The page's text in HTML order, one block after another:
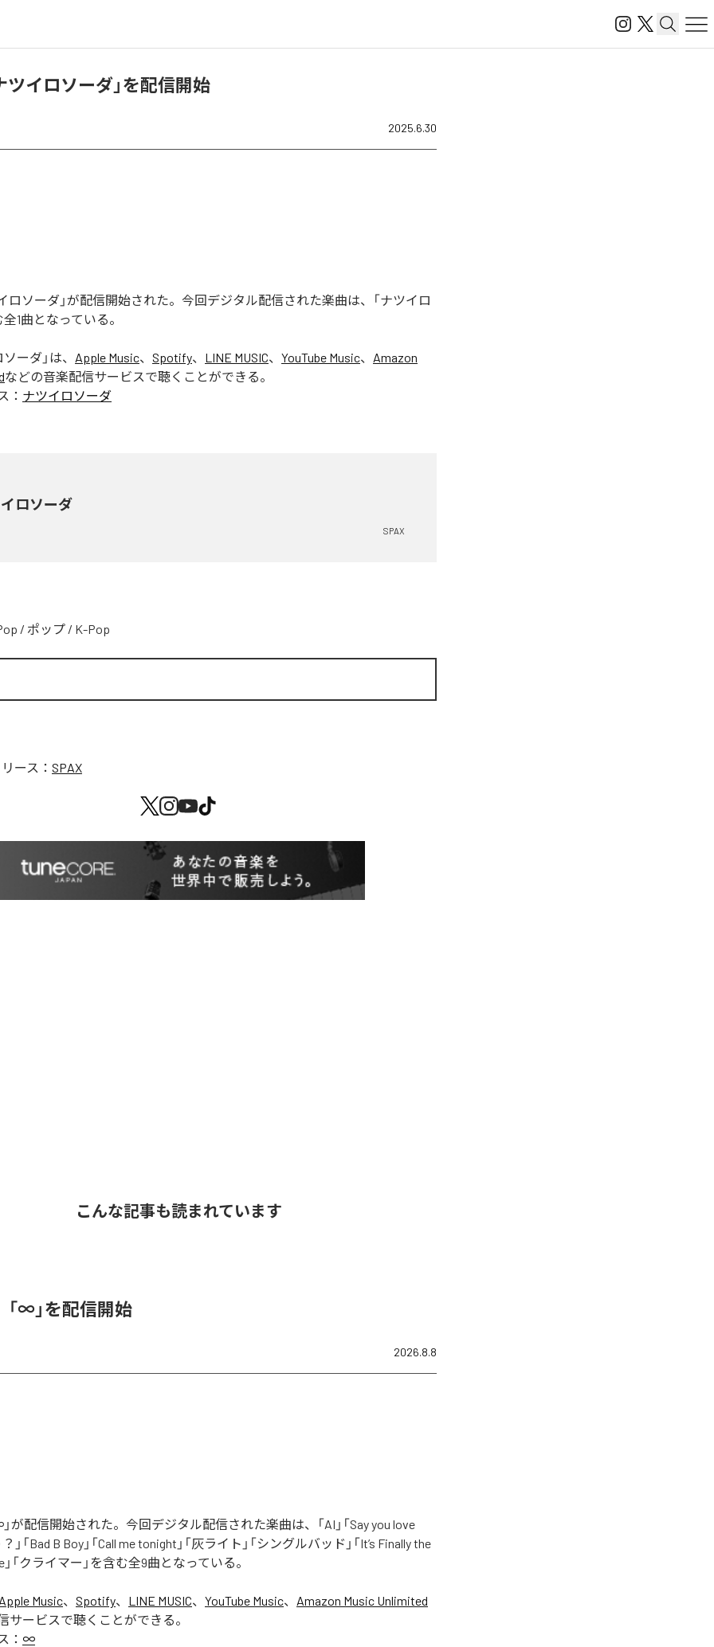
ツイロソーダ」を配信開始
2025.6.30
ロソーダ」が配信開始された。今回デジタル配信された楽曲は、「ナツイロ
1曲となっている。
ソーダ 」は、 Apple Music、 Spotify、 LINE MUSIC、 YouTube Music、 Amazon
などの音楽配信サービスで聴くことができる。
： ナツイロソーダ
ロソーダ
SPAX
/ ポップ / K-Pop
ース： SPAX
こんな記事も読まれています
∞」を配信開始
2026.8.8
が配信開始された。今回デジタル配信された楽曲は、「AI」「Say you love
」「Bad B Boy」「Call me tonight」「灰ライト」「シングルバッド」「It’s Finally the
」「クライマー」を含む全9曲となっている。
Apple Music、 Spotify、 LINE MUSIC、 YouTube Music、 Amazon Music Unlimited
サービスで聴くことができる。
： ∞